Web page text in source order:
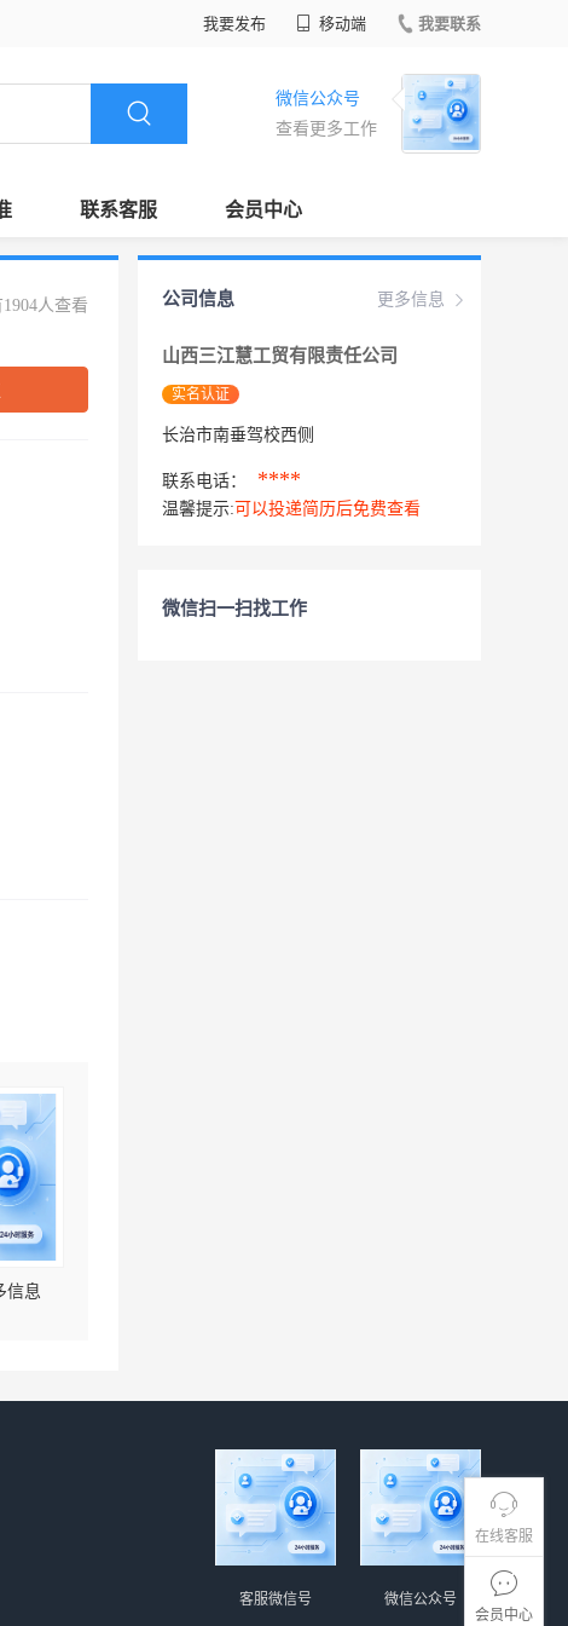
我要发布 移动端 我要联系
微信公众号
查看更多工作
联系客服 会员中心
在线客服
会员中心
1904人查看
信息
更多信息
公司信息
山西三江慧工贸有限责任公司
实名认证
长治市南垂驾校西侧
联系电话： ****
温馨提示: 可以投递简历后免费查看
微信扫一扫找工作
微信公众号
客服微信号